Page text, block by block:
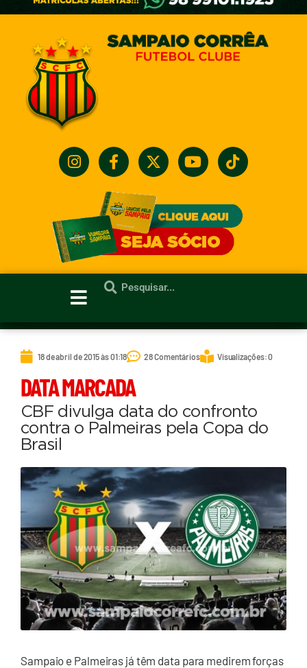
18 de abril de 2015 às 01:18 28 Comentários Visualizações: 0
DATA MARCADA
CBF divulga data do confronto
contra o Palmeiras pela Copa do
Brasil
Sampaio e Palmeiras já têm data para medirem forças